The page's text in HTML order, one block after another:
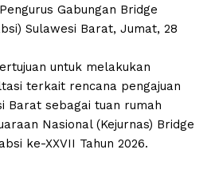
Gabungan Bridge
Sulawesi Barat, Jumat, 28
untuk melakukan
terkait rencana pengajuan
Barat sebagai tuan rumah
Nasional (Kejurnas) Bridge
ke-XXVII Tahun 2026.